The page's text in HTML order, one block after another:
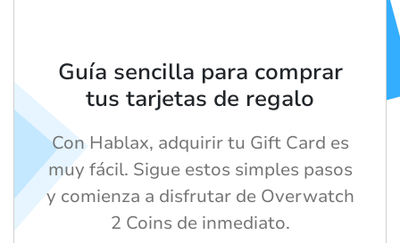
Guía sencilla para comprar
tus tarjetas de regalo
Con Hablax, adquirir tu Gift Card es
muy fácil. Sigue estos simples pasos
y comienza a disfrutar de Overwatch
2 Coins de inmediato.